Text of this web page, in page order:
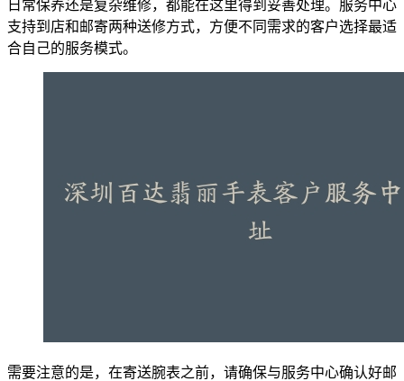
日常保养还是复杂维修，都能在这里得到妥善处理。服务中心
支持到店和邮寄两种送修方式，方便不同需求的客户选择最适
合自己的服务模式。
需要注意的是，在寄送腕表之前，请确保与服务中心确认好邮